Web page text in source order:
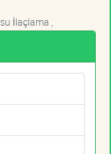
İlaçlama ,